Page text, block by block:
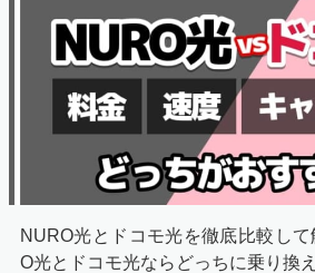
NURO光とドコモ光を徹底比較し
O光とドコモ光ならどっちに乗り換